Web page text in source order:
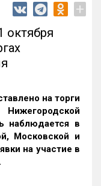
+
октября
на торги
наблюдается в
Московской и
на участие в
.